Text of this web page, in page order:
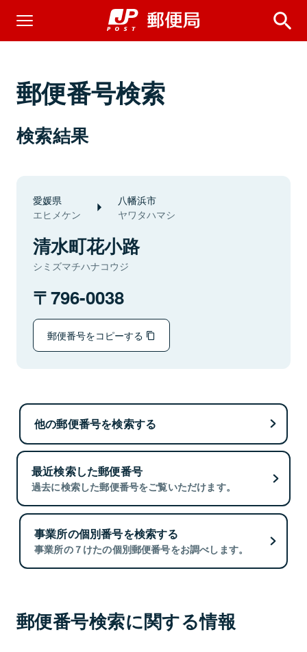
郵便番号検索
検索結果
愛媛県
エヒメケン
八幡浜市
ヤワタハマシ
清水町花小路
シミズマチハナコウジ
796-0038
郵便番号をコピーする
他の郵便番号を検索する
最近検索した郵便番号
過去に検索した郵便番号をご覧いただけます。
事業所の個別番号を検索する
事業所の７けたの個別郵便番号をお調べします。
郵便番号検索に関する情報